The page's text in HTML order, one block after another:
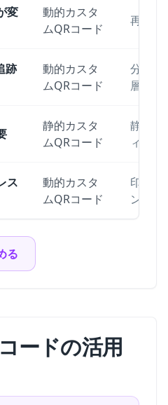
変
動的カスタ
ムQRコード
再印刷
跡
動的カスタ
ムQRコード
分析に
層が必
静的カスタ
ムQRコード
静的コ
ィン
ス
動的カスタ
ムQRコード
印刷さ
ンデ
る
ードの活用